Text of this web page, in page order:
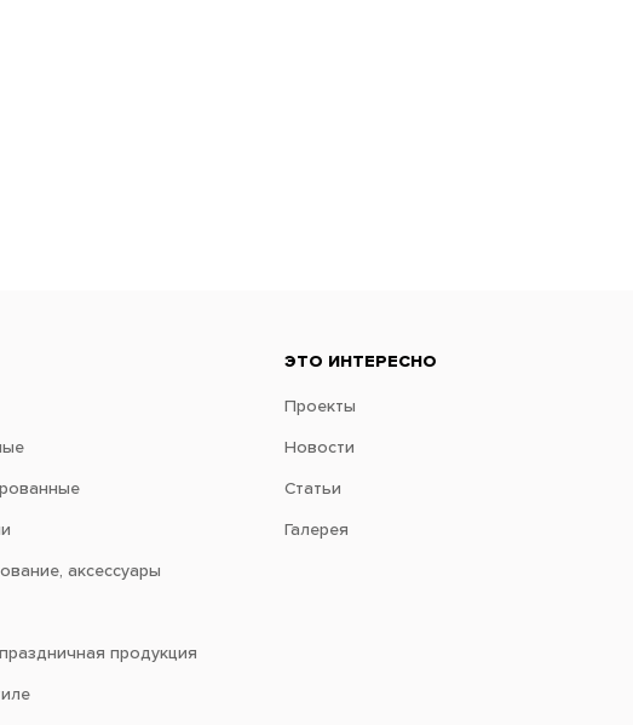
аксессуары
продукция
ЭТО ИНТЕРЕСНО
Проекты
Новости
Статьи
Галерея